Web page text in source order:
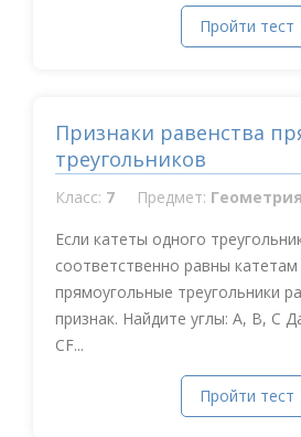
Пройти тест
Признаки равенства
треугольников
Класс: 7 Предмет: Геометрия
Если катеты одного
соответственно равны катетам
прямоугольные треугольники
признак. Найдите углы: A, B, C
CF...
Пройти тест